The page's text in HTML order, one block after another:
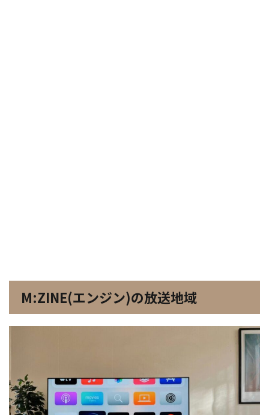
M:ZINE(エンジン)の放送地域